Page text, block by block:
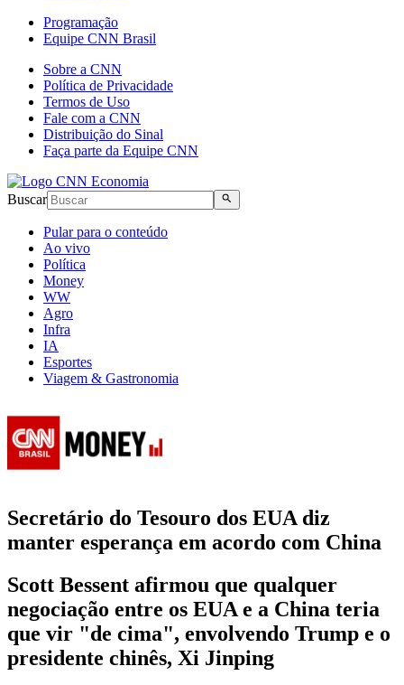
Programação
Equipe CNN Brasil
Sobre a CNN
Política de Privacidade
Termos de Uso
Fale com a CNN
Distribuição do Sinal
Faça parte da Equipe CNN
Buscar
Pular para o conteúdo
Ao vivo
Política
Money
WW
Agro
Infra
IA
Esportes
Viagem & Gastronomia
Secretário do Tesouro dos EUA diz
manter esperança em acordo com China
Scott Bessent afirmou que qualquer
negociação entre os EUA e a China teria
que vir "de cima", envolvendo Trump e o
presidente chinês, Xi Jinping